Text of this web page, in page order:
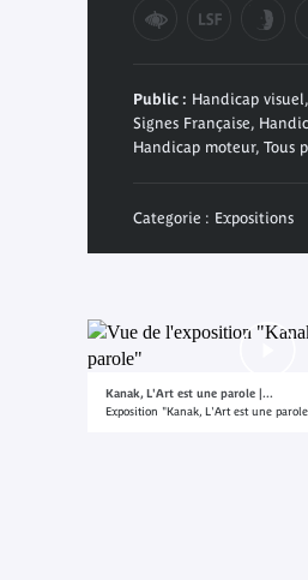
Public : Handicap
Signes Française,
Handicap moteur, Tous
Categorie : Expositions
Kanak, L'Art est une parole |...
Exposition "Kanak, L'Art est une